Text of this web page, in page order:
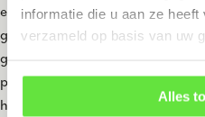
informatie die u aan ze
verzameld op basis van uw
Alles
en bekijk de coating of
gebreken zijn dan snel en
groter en duurder worden.
problemen onvermijdelijk uit tot
herstelwerkzaamheden. BijDe